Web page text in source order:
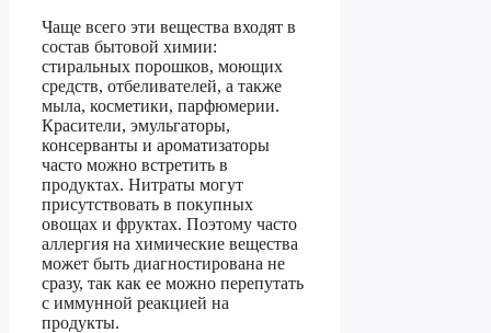
Чаще всего эти вещества входят в
состав бытовой химии:
стиральных порошков, моющих
средств, отбеливателей, а также
мыла, косметики, парфюмерии.
Красители, эмульгаторы,
консерванты и ароматизаторы
часто можно встретить в
продуктах. Нитраты могут
присутствовать в покупных
овощах и фруктах. Поэтому часто
аллергия на химические вещества
может быть диагностирована не
сразу, так как ее можно перепутать
с иммунной реакцией на
продукты.